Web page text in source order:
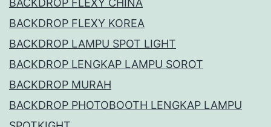
BACKDROP FLEXY CHINA
BACKDROP FLEXY KOREA
BACKDROP LAMPU SPOT LIGHT
BACKDROP LENGKAP LAMPU SOROT
BACKDROP MURAH
BACKDROP PHOTOBOOTH LENGKAP LAMPU